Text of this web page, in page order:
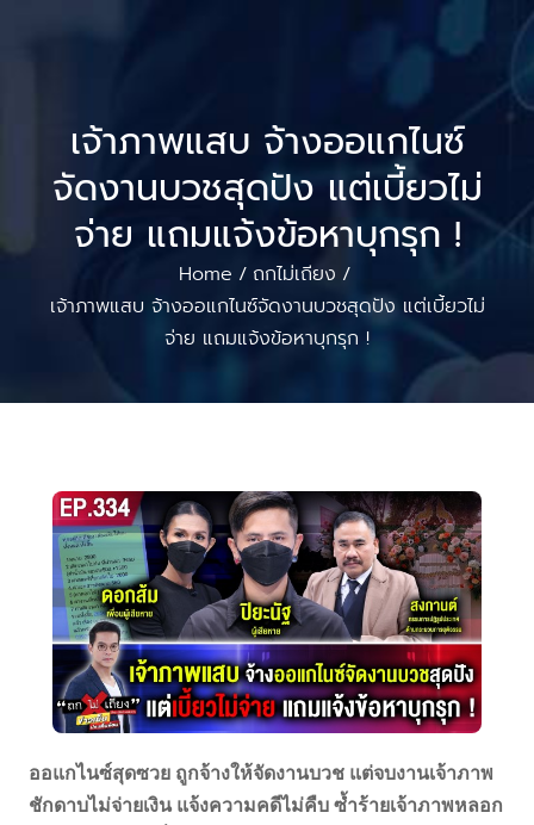
เจ้าภาพแสบ จ้างออแกไนซ์
จัดงานบวชสุดปัง แต่เบี้ยวไม่
จ่าย แถมแจ้งข้อหาบุกรุก !
Home / ถกไม่เถียง /
เจ้าภาพแสบ จ้างออแกไนซ์จัดงานบวชสุดปัง แต่เบี้ยวไม่
จ่าย แถมแจ้งข้อหาบุกรุก !
ออแกไนซ์สุดซวย ถูกจ้างให้จัดงานบวช แต่จบงานเจ้าภาพ
ชักดาบไม่จ่ายเงิน แจ้งความคดีไม่คืบ ซ้ำร้ายเจ้าภาพหลอก